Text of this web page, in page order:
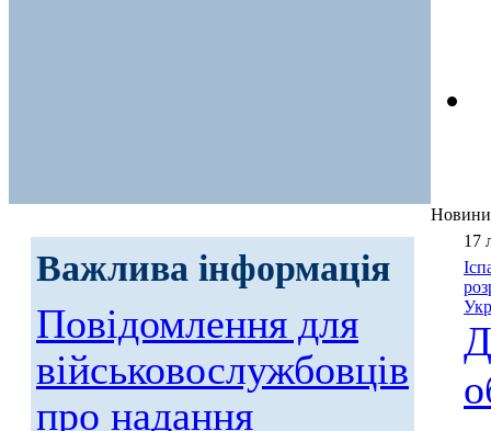
Важлива інформація
Повідомлення для
військовослужбовців
про надання
Новини
17